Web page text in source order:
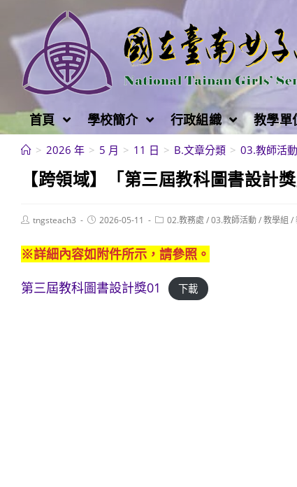
至
容
首頁 學校簡介 行政組織 教學單
> 2026 年 > 5 月 > 11 日 > B.文章分類 > 03.教師活動
【跨領域】「第三屆教科圖書設計
Posttngsteach3
Post2026-05-11
Post02.教務處 /03.教師活動/教學組 /
※詳細內容如附件所示，請參照。
第三屆教科圖書設計獎01
下載